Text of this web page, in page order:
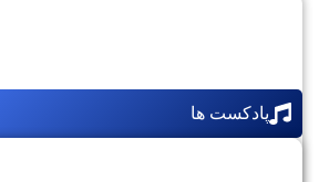
پادکست ها